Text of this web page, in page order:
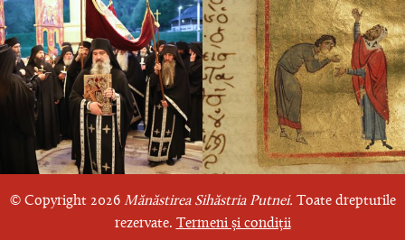
© Copyright 2026 Mănăstirea Sihăstria Putnei. Toate drepturile
rezervate. Termeni și condiții